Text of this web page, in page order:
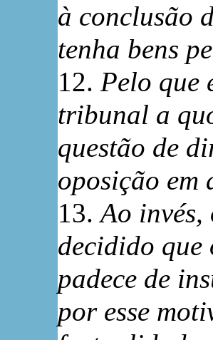
à conclusão
tenha bens
12.Pelo que
tribunal a
questão de
oposição em
13.Ao
decidido que
padece de
por esse